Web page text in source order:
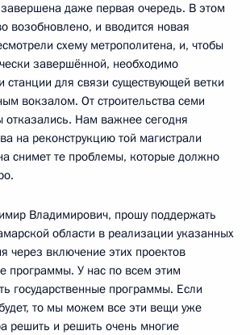
даже первая очередь. В этом
возобновлено, и вводится новая
схему метрополитена, и, чтобы
завершённой, необходимо
станции для связи существующей ветки
вокзалом. От строительства семи
отказались. Нам важнее сегодня
на реконструкцию той магистрали
снимет те проблемы, которые должно
Владимирович, прошу поддержать
области в реализации указанных
через включение этих проектов
программы. У нас по всем этим
государственные программы. Если
то мы можем все эти вещи уже
решить и решить очень многие